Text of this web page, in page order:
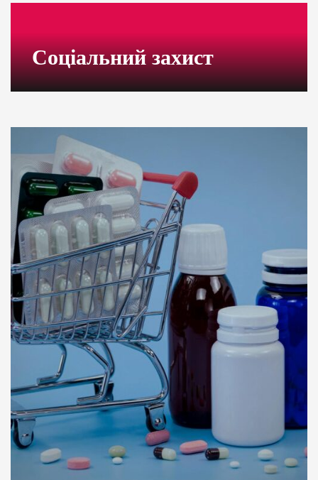
Соціальний захист